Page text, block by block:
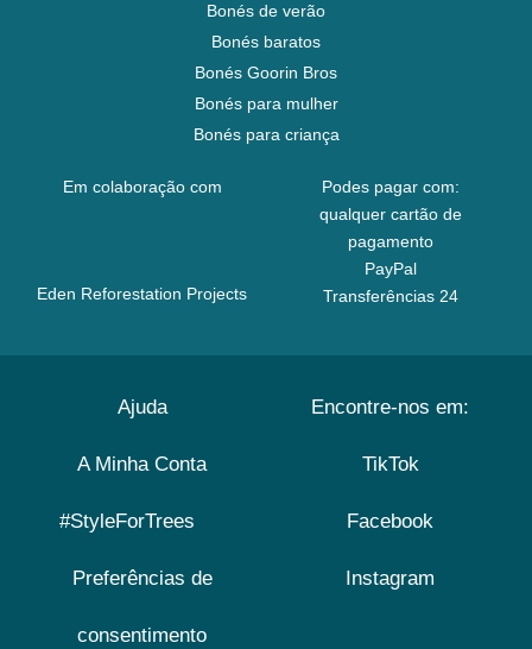
Bonés de verão
Bonés baratos
Bonés Goorin Bros
Bonés para mulher
Bonés para criança
Em colaboração com
Eden Reforestation Projects
Podes pagar com:
qualquer cartão de
pagamento
PayPal
Transferências 24
Ajuda
A Minha Conta
#StyleForTrees
Preferências de
consentimento
Encontre-nos em:
TikTok
Facebook
Instagram